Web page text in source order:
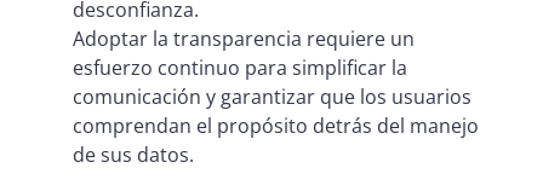
desconfianza.
Adoptar la transparencia requiere un
esfuerzo continuo para simplificar la
comunicación y garantizar que los usuarios
comprendan el propósito detrás del manejo
de sus datos.